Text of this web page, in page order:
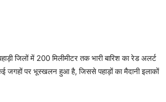
जिलों में 200 मिलीमीटर तक भारी बारिश का रेड अलर्ट
जगहों पर भूस्खलन हुआ है, जिससे पहाड़ों का मैदानी इलाकों